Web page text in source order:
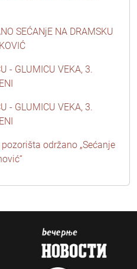
SEĆANjE NA DRAMSKU
- GLUMICU VEKA, 3.
- GLUMICU VEKA, 3.
održano „Sećanje